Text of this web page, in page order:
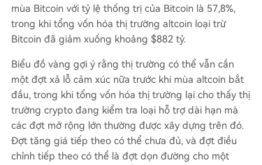
mùa Bitcoin với tỷ lệ thống trị của Bitcoin là 57,8%,
trong khi tổng vốn hóa thị trường altcoin loại trừ
Bitcoin đã giảm xuống khoảng $882 tỷ.
Biểu đồ vàng gợi ý rằng thị trường có thể vẫn cần
một đợt xả lỗ cảm xúc nữa trước khi mùa altcoin bắt
đầu, trong khi tổng vốn hóa thị trường lại cho thấy thị
trường crypto đang kiểm tra loại hỗ trợ dài hạn mà
các đợt mở rộng lớn thường được xây dựng trên đó.
Đợt tăng giá tiếp theo có thể chưa đủ, và đợt điều
chỉnh tiếp theo có thể là đợt dọn đường cho một